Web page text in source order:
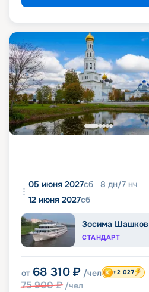
05 июня 2027сб 8 дн/7 нч
12 июня 2027сб
Зосима Шашков
СТАНДАРТ
от 68 310 ₽ /чел
75 900₽ /чел
+2 027